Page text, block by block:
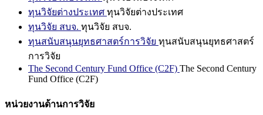
ทุนวิจัยต่างประเทศ ทุนวิจัยต่างประเทศ
ทุนวิจัย สบจ. ทุนวิจัย สบจ.
ทุนสนับสนุนยุทธศาสตร์การวิจัย ทุนสนับสนุนยุทธศาสตร์
การวิจัย
The Second Century Fund Office (C2F) The Second Century
Fund Office (C2F)
หน่วยงานด้านการวิจัย